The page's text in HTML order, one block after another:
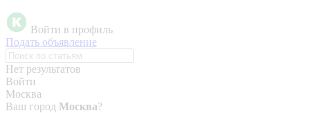
Войти в профиль
Подать объявление
Нет результатов
Войти
Москва
Ваш город Москва?